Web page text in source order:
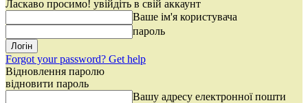
Ласкаво просимо! увійдіть в свій аккаунт
Ваше ім'я користувача
пароль
Forgot your password? Get help
Відновлення паролю
відновити пароль
Вашу адресу електронної пошти